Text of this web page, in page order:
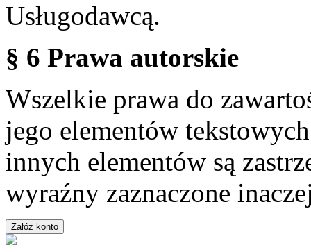
Usługodawcą.
§ 6 Prawa autorskie
Wszelkie prawa do
jego elementów
innych elementów są
wyraźny zaznaczone